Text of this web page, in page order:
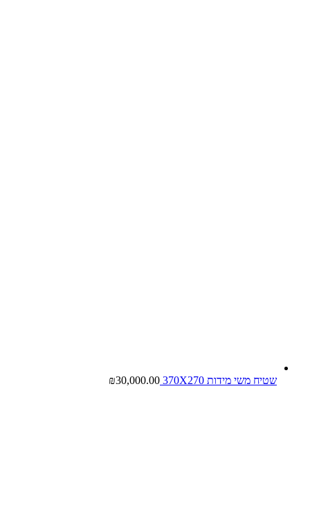
שטיח משי מידות 370X270 ₪30,000.00